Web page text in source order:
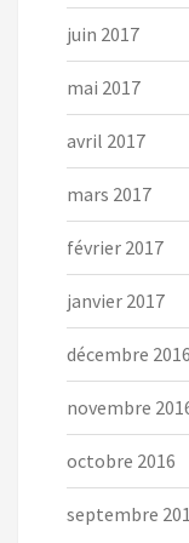
juin 2017
mai 2017
avril 2017
mars 2017
février 2017
janvier 2017
décembre 2016
novembre
octobre 2016
septembre